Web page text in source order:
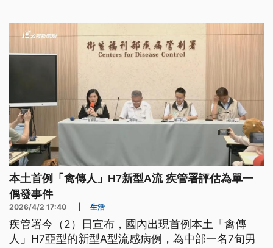
本土首例「禽傳人」H7新型A流 疾管署評估為單一
偶發事件
2026/4/2 17:40 生活
疾管署今（2）日宣布，國內出現首例本土「禽傳
人」H7亞型的新型A型流感病例，為中部一名7旬男